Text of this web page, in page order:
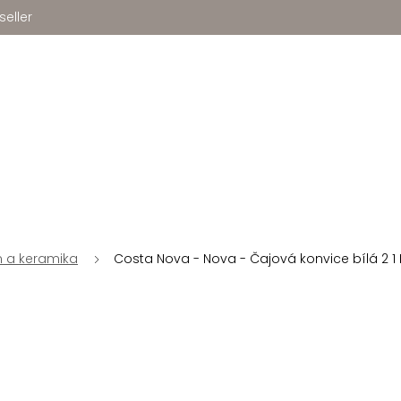
a keramika Costa Nova - Nova - Čajová konvice bílá 2 1